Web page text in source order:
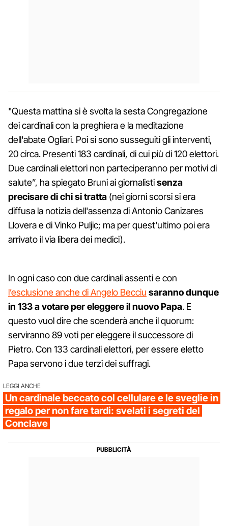
"Questa mattina si è svolta la sesta Congregazione
dei cardinali con la preghiera e la meditazione
dell'abate Ogliari. Poi si sono susseguiti gli interventi,
20 circa. Presenti 183 cardinali, di cui più di 120 elettori.
Due cardinali elettori non parteciperanno per motivi di
salute”, ha spiegato Bruni ai giornalistisenza
precisare di chi si tratta (nei giorni scorsi si era
diffusa la notizia dell'assenza di Antonio Canizares
Llovera e di Vinko Puljic; ma per quest'ultimo poi era
arrivato il via libera dei medici).
In ogni caso con due cardinali assenti e con
l’esclusione anche di Angelo Becciu saranno dunque
in 133 a votare per eleggere il nuovo Papa. E
questo vuol dire che scenderà anche il quorum:
serviranno 89 voti per eleggere il successore di
Pietro. Con 133 cardinali elettori, per essere eletto
Papa servono i due terzi dei suffragi.
LEGGI ANCHE
Un cardinale beccato col cellulare e le sveglie in
regalo per non fare tardi: svelati i segreti del
Conclave